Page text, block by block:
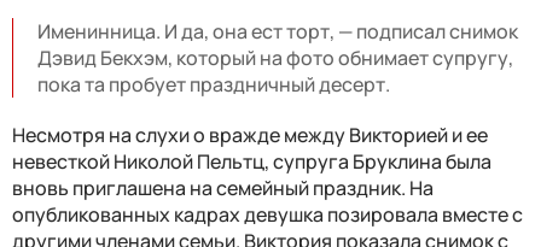
Именинница. И да, она ест торт, — подписал снимок
Дэвид Бекхэм, который на фото обнимает супругу,
пока та пробует праздничный десерт.
Несмотря на слухи о вражде между Викторией и ее
невесткой Николой Пельтц, супруга Бруклина была
вновь приглашена на семейный праздник. На
опубликованных кадрах девушка позировала вместе с
другими членами семьи. Виктория показала снимок с